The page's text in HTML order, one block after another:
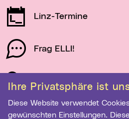
Ihre Privatsphäre ist
Diese Website verwendet Cookies. Bitte wählen Sie Ihre
gewünschten Einstellungen.
Linz-Termine
Frag ELLI!
Schau auf Linz